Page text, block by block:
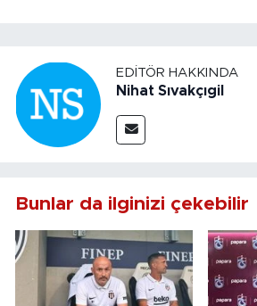
EDITÖR HAKKINDA
Nihat Sıvakçıgil
Bunlar da ilginizi çekebilir